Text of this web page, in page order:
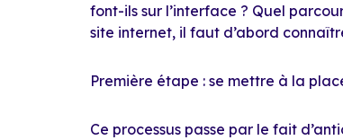
font-ils sur l’interface ? Quel
site internet, il faut d’abord
Première étape : se mettre à la
Ce processus passe par le fait